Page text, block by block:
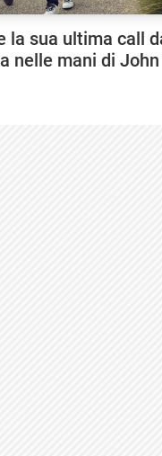
la sua ultima call
nelle mani di